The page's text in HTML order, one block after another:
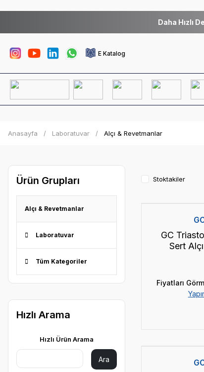
Daha Hızlı
E Katalog
Anasayfa Laboratuvar Alçı & Revetmanlar
Ürün Grupları
Alçı & Revetmanlar
Laboratuvar
Tüm Kategoriler
Hızlı Arama
Hızlı Ürün Arama
Ara
Stoktakiler
GC
Sert
Fiyatları